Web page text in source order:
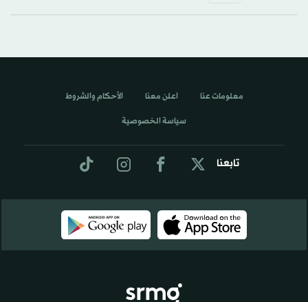
تابعنا
معلومات عنا اعلن معنا الأحكام والشروط
سياسة الخصوصية